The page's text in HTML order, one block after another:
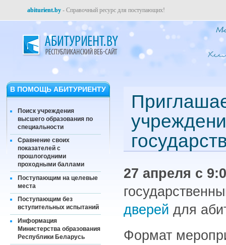
abiturient.by - Справочный ресурс для поступающих!
В ПОМОЩЬ АБИТУРИЕНТУ
Поиск учреждения
высшего образования по
специальности
Сравнение своих
показателей с
прошлогодними
проходными баллами
Поступающим на целевые
места
Поступающим без
вступительных испытаний
Информация
Министерства образования
Республики Беларусь
27 апреля с
дверей для
Формат